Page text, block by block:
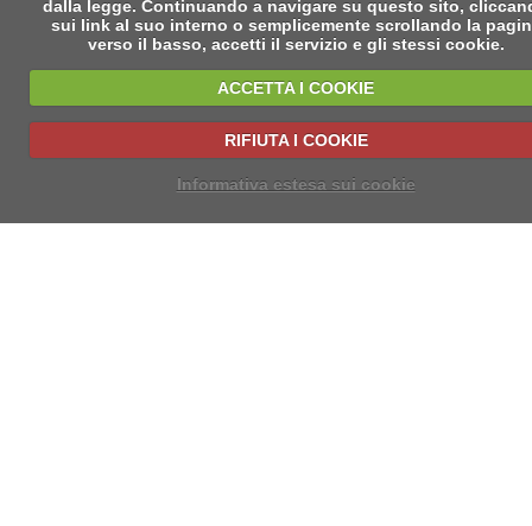
dalla legge. Continuando a navigare su questo sito,
sui link al suo interno o semplicemente scrollando la
verso il basso, accetti il servizio e gli stessi cookie.
ACCETTA I COOKIE
RIFIUTA I COOKIE
Informativa estesa sui cookie